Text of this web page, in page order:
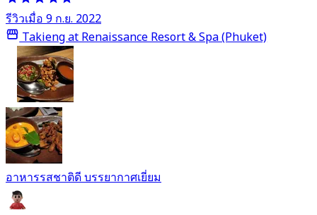
รีวิวเมื่อ 9 ก.ย. 2022
Takieng at Renaissance Resort & Spa (Phuket)
อาหารรสชาติดี บรรยากาศเยี่ยม